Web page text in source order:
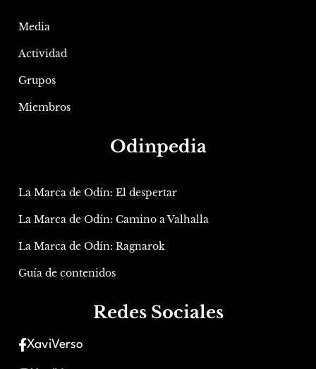
Media
Actividad
Grupos
Miembros
Odinpedia
La Marca de Odín: El despertar
La Marca de Odín: Camino a Valhalla
La Marca de Odín: Ragnarok
Guía de contenidos
Redes Sociales
XaviVerso